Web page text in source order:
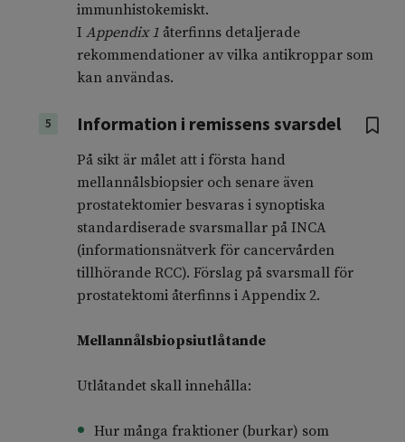
immunhistokemiskt.
I Appendix 1återfinns detaljerade
rekommendationer av vilka antikroppar som
kan användas.
5 Information i remissens svarsdel
På sikt är målet att i första hand
mellannålsbiopsier och senare även
prostatektomier besvaras i synoptiska
standardiserade svarsmallar på INCA
(informationsnätverk för cancervården
tillhörande RCC). Förslag på svarsmall för
prostatektomi återfinns i Appendix 2.
Mellannålsbiopsiutlåtande
Utlåtandet skall innehålla:
Hur många fraktioner (burkar) som